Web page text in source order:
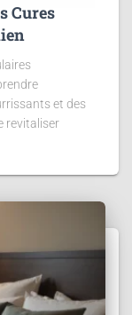
Cures
et des
revitaliser